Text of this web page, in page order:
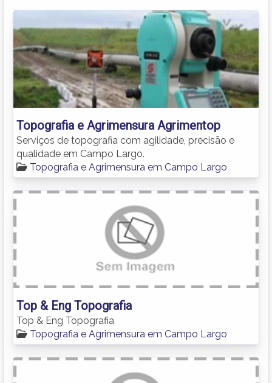
Topografia e Agrimensura Agrimentop
Serviços de topografia com agilidade, precisão e
qualidade em Campo Largo.
Topografia e Agrimensura em Campo Largo
Top & Eng Topografia
Top & Eng Topografia
Topografia e Agrimensura em Campo Largo